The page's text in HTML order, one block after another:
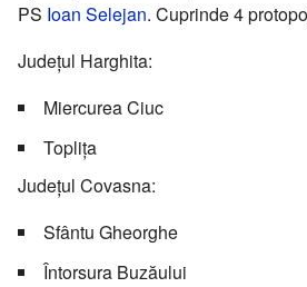
PS Ioan Selejan. Cuprinde 4
Județul Harghita:
Miercurea Ciuc
Toplița
Județul Covasna:
Sfântu Gheorghe
Întorsura Buzăului